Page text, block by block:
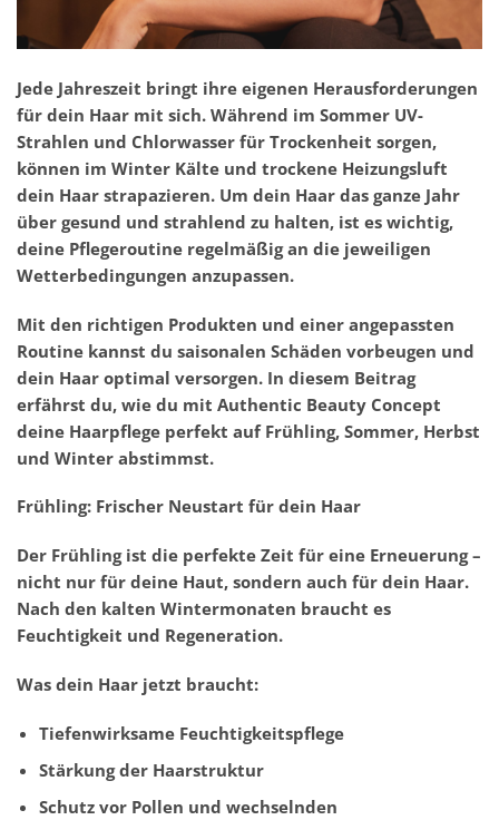
Jede Jahreszeit bringt ihre eigenen Herausforderungen
für dein Haar mit sich. Während im Sommer UV-
Strahlen und Chlorwasser für Trockenheit sorgen,
können im Winter Kälte und trockene Heizungsluft
dein Haar strapazieren. Um dein Haar das ganze Jahr
über gesund und strahlend zu halten, ist es wichtig,
deine Pflegeroutine regelmäßig an die jeweiligen
Wetterbedingungen anzupassen.
Mit den richtigen Produkten und einer angepassten
Routine kannst du saisonalen Schäden vorbeugen und
dein Haar optimal versorgen. In diesem Beitrag
erfährst du, wie du mit Authentic Beauty Concept
deine Haarpflege perfekt auf Frühling, Sommer, Herbst
und Winter abstimmst.
Frühling: Frischer Neustart für dein Haar
Der Frühling ist die perfekte Zeit für eine Erneuerung –
nicht nur für deine Haut, sondern auch für dein Haar.
Nach den kalten Wintermonaten braucht es
Feuchtigkeit und Regeneration.
Was dein Haar jetzt braucht:
Tiefenwirksame Feuchtigkeitspflege
Stärkung der Haarstruktur
Schutz vor Pollen und wechselnden